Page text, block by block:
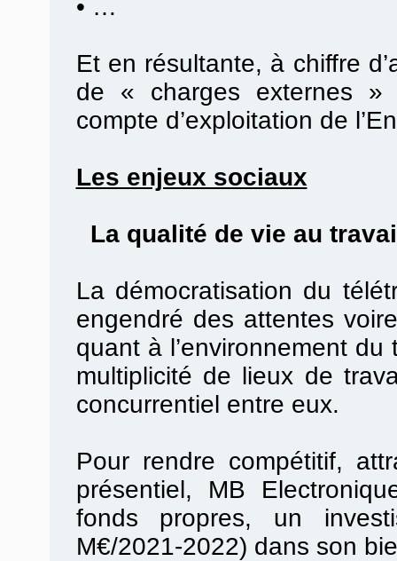
• …
Et en résultante, à chiffre
de « charges externes
compte d’exploitation de
Les enjeux sociaux
La qualité de vie au
La démocratisation du
engendré des attentes
quant à l’environnement
multiplicité de lieux de
concurrentiel entre eux.
Pour rendre compétitif,
présentiel, MB
fonds propres, un
M€/2021-2022) dans son